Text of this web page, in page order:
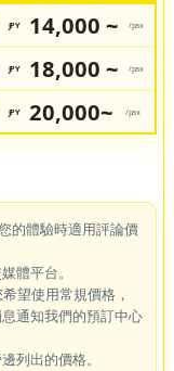
JPY 14,000 ~ /pax
JPY 18,000 ~ /pax
JPY 20,000~ /pax
的體驗時適用評論價
體平台。
望使用常規價格，
通知我們的預訂中心
列出的價格。